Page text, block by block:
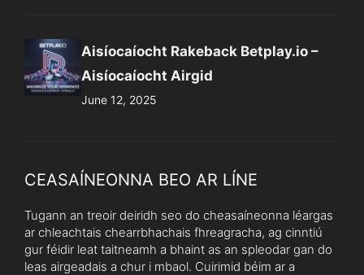
Aisíocaíocht Rakeback Betplay.io –
Aisíocaíocht Airgid
June 12, 2025
CEASAÍNEONNA BEO AR LÍNE
Tugann an treoir deiridh seo do cheasaíneonna léargas
ar chleachtais chearrbhachais fhreagracha, ag cinntiú
gur féidir leat taitneamh a bhaint as an spleodar gan do
leas airgeadais a chur i mbaol. Cuirimid béim ar a